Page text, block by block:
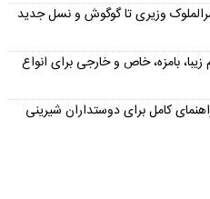
وزیری تا گوگوش و نسل جدید
طوطی | بیش از ۳۰۰ اسم زیبا، بامزه، خاص و خارجی برای انواع
کامل برای دوستداران شیرینی